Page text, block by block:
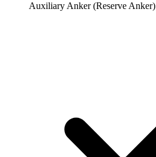
Auxiliary Anker (Reserve Anker)